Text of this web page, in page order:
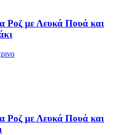
Ροζ με Λευκά Πουά και
Ροζ με Λευκά Πουά και